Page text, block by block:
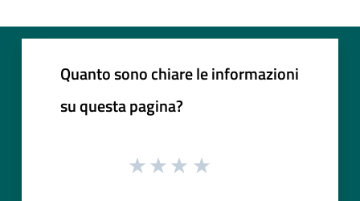
Quanto sono chiare le informazioni
su questa pagina?